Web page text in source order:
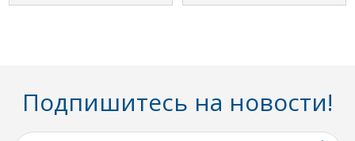
Подпишитесь на новости!